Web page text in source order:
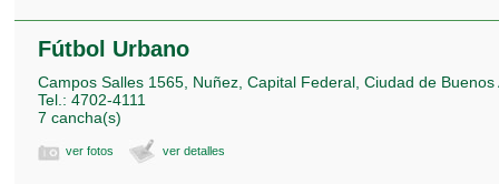
Fútbol Urbano
Campos Salles 1565, Nuñez, Capital Federal, Ciudad de Buenos
Tel.: 4702-4111
7 cancha(s)
ver fotos ver detalles